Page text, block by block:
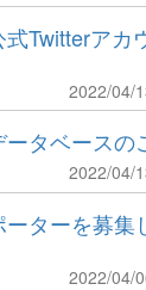
Twitterアカ
2022/04/
タベースの
2022/04/
ターを募集
2022/04/